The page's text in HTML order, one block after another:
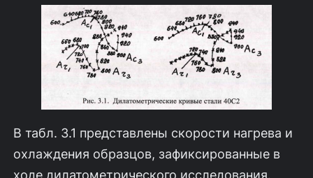
В табл. 3.1 представлены скорости нагрева и
охлаждения образцов, за­фиксированные в
ходе дилатометрического исследования.